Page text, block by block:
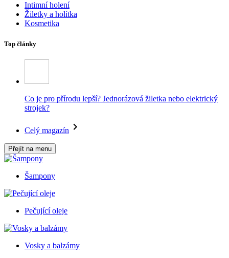
Intimní holení
Žiletky a holítka
Kosmetika
Top články
Co je pro přírodu lepší? Jednorázová žiletka nebo elektrický
strojek?
Celý magazín
Přejít na menu
Šampony
Pečující oleje
Vosky a balzámy